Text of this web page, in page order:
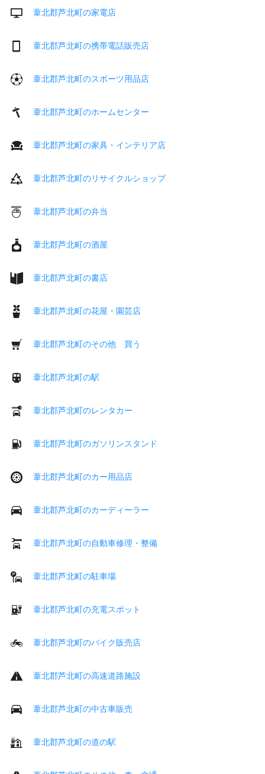
葦北郡芦北町の家電店
葦北郡芦北町の携帯電話販売店
葦北郡芦北町のスポーツ用品店
葦北郡芦北町のホームセンター
葦北郡芦北町の家具・インテリア店
葦北郡芦北町のリサイクルショップ
葦北郡芦北町の弁当
葦北郡芦北町の酒屋
葦北郡芦北町の書店
葦北郡芦北町の花屋・園芸店
葦北郡芦北町のその他 買う
葦北郡芦北町の駅
葦北郡芦北町のレンタカー
葦北郡芦北町のガソリンスタンド
葦北郡芦北町のカー用品店
葦北郡芦北町のカーディーラー
葦北郡芦北町の自動車修理・整備
葦北郡芦北町の駐車場
葦北郡芦北町の充電スポット
葦北郡芦北町のバイク販売店
葦北郡芦北町の高速道路施設
葦北郡芦北町の中古車販売
葦北郡芦北町の道の駅